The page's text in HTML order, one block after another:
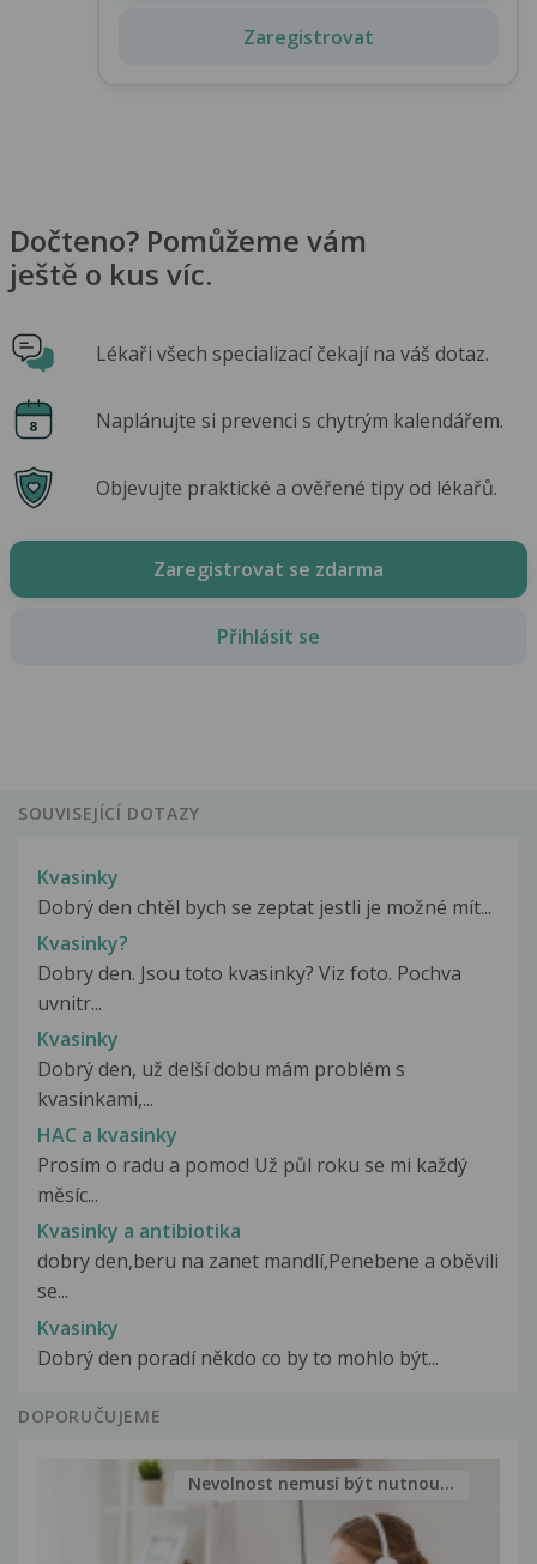
Zaregistrovat
Dočteno? Pomůžeme vám
ještě o kus víc.
Lékaři všech specializací čekají na váš dotaz.
Naplánujte si prevenci s chytrým kalendářem.
Objevujte praktické a ověřené tipy od lékařů.
Zaregistrovat se zdarma
Přihlásit se
SOUVISEJÍCÍ DOTAZY
Kvasinky
Dobrý den chtěl bych se zeptat jestli je možné mít...
Kvasinky?
Dobry den. Jsou toto kvasinky? Viz foto. Pochva
uvnitr...
Kvasinky
Dobrý den, už delší dobu mám problém s
kvasinkami,...
HAC a kvasinky
Prosím o radu a pomoc! Už půl roku se mi každý
měsíc...
Kvasinky a antibiotika
dobry den,beru na zanet mandlí,Penebene a oběvili
se...
Kvasinky
Dobrý den poradí někdo co by to mohlo být...
DOPORUČUJEME
Nevolnost nemusí být nutnou...